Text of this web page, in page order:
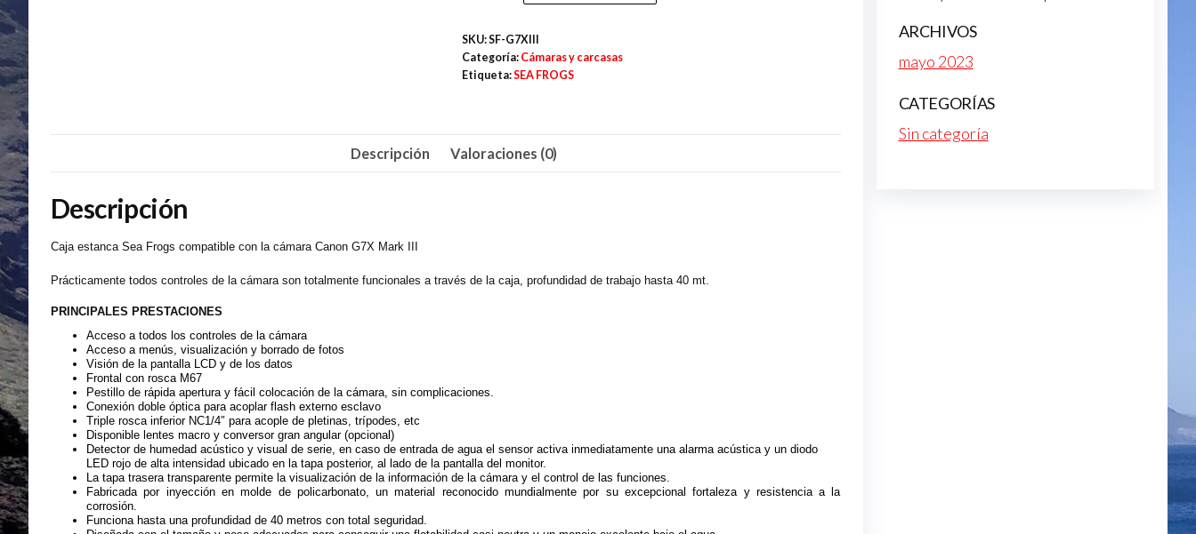
para
Canon
III
SKU:SF-G7XIII
Categoría: Cámaras y carcasas
Etiqueta:SEA FROGS
Descripción Valoraciones (0)
Descripción
Caja estanca Sea Frogs compatible con la cámara Canon G7X Mark III
Prácticamente todos controles de la cámara son totalmente funcionales a través de la caja, profundidad de trabajo hasta 40 mt.
PRINCIPALES PRESTACIONES
Acceso a todos los controles de la cámara
Acceso a menús, visualización y borrado de fotos
Visión de la pantalla LCD y de los datos
Frontal con rosca M67
Pestillo de rápida apertura y fácil colocación de la cámara, sin complicaciones.
Conexión doble óptica para acoplar flash externo esclavo
Triple rosca inferior NC1/4″ para acople de pletinas, trípodes, etc
Disponible lentes macro y conversor gran angular (opcional)
Detector de humedad acústico y visual de serie, en caso de entrada de agua el sensor activa inmediatamente una alarma acústica y un diodo
LED rojo de alta intensidad ubicado en la tapa posterior, al lado de la pantalla del monitor.
La tapa trasera transparente permite la visualización de la información de la cámara y el control de las funciones.
Fabricada por inyección en molde de policarbonato, un material reconocido mundialmente por su excepcional fortaleza y resistencia a la
corrosión.
Funciona hasta una profundidad de 40 metros con total seguridad.
ARCHIVOS
mayo 2023
CATEGORÍAS
Sin categoría